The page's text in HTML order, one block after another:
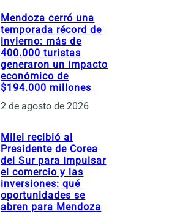
Mendoza cerró una
temporada récord de
invierno: más de
400.000 turistas
generaron un impacto
económico de
$194.000 millones
2 de agosto de 2026
Milei recibió al
Presidente de Corea
del Sur para impulsar
el comercio y las
inversiones: qué
oportunidades se
abren para Mendoza